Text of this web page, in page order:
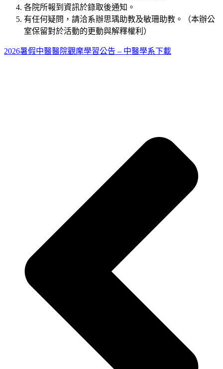
各院所報到資訊於錄取後通知。
有任何疑問，請洽系辦思瑀助教及敏珊助教。（本辦公
室保留對於活動的更動與解釋權利）
2026暑假中醫醫院觀摩學習公告 – 中醫學系下載